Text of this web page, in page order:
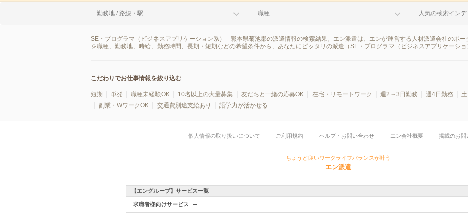
勤務地 / 路線・駅 職種 人気の検索イン
SE・プログラマ（ビジネスアプリケーション系） - 熊本県菊池郡の派遣情報の検索結果。エン派遣は、エンが運営する人材派遣会社のポ
を職種、勤務地、時給、勤務時間、長期・短期などの希望条件から、あなたにピッタリの派遣（SE・プログラマ（ビジネスアプリケーショ
こだわりでお仕事情報を絞り込む
短期 単発 職種未経験OK 10名以上の大量募集 友だちと一緒の応募OK 在宅・リモートワーク 週2～3日勤務 週4日勤務
副業・WワークOK
交通費別途支給あり 語学力が活かせる
個人情報の取り扱いについて ご利用規約 ヘルプ・お問い合わせ エン会社概要 掲載のお問
ちょうど良いワークライフバランスが叶う
エン派遣
【エングループ】サービス一覧
求職者様向けサービス